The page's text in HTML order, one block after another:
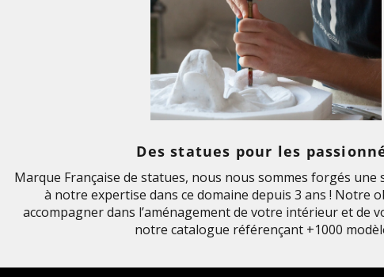
Des statues pour les
Marque Française de statues, nous nous sommes forgés
à notre expertise dans ce domaine depuis 3 ans ! Notre
accompagner dans l’aménagement de votre intérieur et de
notre catalogue référençant +1000